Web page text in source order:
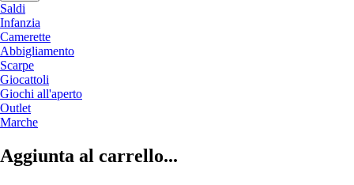
Saldi
Infanzia
Camerette
Abbigliamento
Scarpe
Giocattoli
Giochi all'aperto
Outlet
Marche
Aggiunta al carrello...